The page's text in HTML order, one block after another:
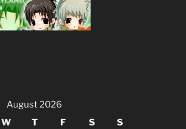
August 2026
W T F S S